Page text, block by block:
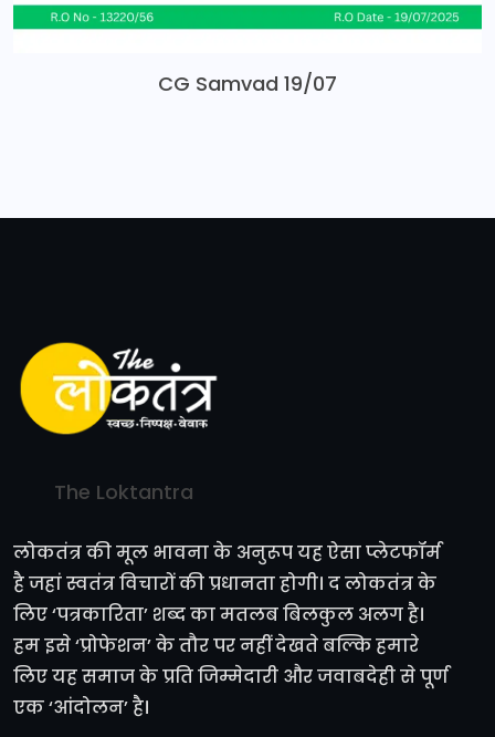
CG Samvad 19/07
The Loktantra
लोकतंत्र की मूल भावना के अनुरूप यह ऐसा प्लेटफॉर्म
है जहां स्वतंत्र विचारों की प्रधानता होगी। द लोकतंत्र के
लिए ‘पत्रकारिता’ शब्द का मतलब बिलकुल अलग है।
हम इसे ‘प्रोफेशन’ के तौर पर नहीं देखते बल्कि हमारे
लिए यह समाज के प्रति जिम्मेदारी और जवाबदेही से पूर्ण
एक ‘आंदोलन’ है।